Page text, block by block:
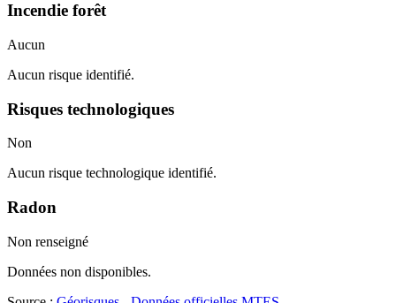
Incendie forêt
Aucun
Aucun risque identifié.
Risques technologiques
Non
Aucun risque technologique identifié.
Radon
Non renseigné
Données non disponibles.